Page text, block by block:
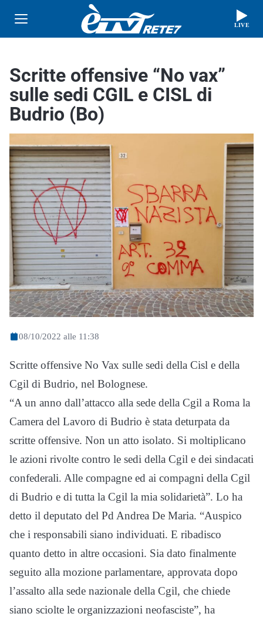
LIVE
Scritte offensive “No vax”
sulle sedi CGIL e CISL di
Budrio (Bo)
08/10/2022 alle 11:38
Scritte offensive No Vax sulle sedi della Cisl e della
Cgil di Budrio, nel Bolognese.
“A un anno dall’attacco alla sede della Cgil a Roma la
Camera del Lavoro di Budrio è stata deturpata da
scritte offensive. Non un atto isolato. Si moltiplicano
le azioni rivolte contro le sedi della Cgil e dei sindacati
confederali. Alle compagne ed ai compagni della Cgil
di Budrio e di tutta la Cgil la mia solidarietà”. Lo ha
detto il deputato del Pd Andrea De Maria. “Auspico
che i responsabili siano individuati. E ribadisco
quanto detto in altre occasioni. Sia dato finalmente
seguito alla mozione parlamentare, approvata dopo
l’assalto alla sede nazionale della Cgil, che chiede
siano sciolte le organizzazioni neofasciste”, ha